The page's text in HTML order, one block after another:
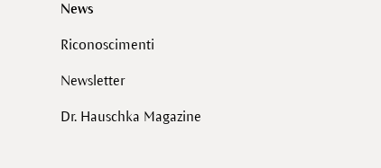
News
Riconoscimenti
Newsletter
Dr. Hauschka Magazine